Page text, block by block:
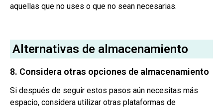
aquellas que no uses o que no sean necesarias.
Alternativas de almacenamiento
8. Considera otras opciones de almacenamiento
Si después de seguir estos pasos aún necesitas más
espacio, considera utilizar otras plataformas de